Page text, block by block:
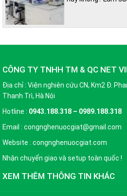
CÔNG TY TNHH TM & QC NET
Địa chỉ : Viện nghiên cứu CN, Km2 Đ.
Thanh Trì, Hà Nội
Hotline : 0943.188.318 – 0989.188.318
Email : congnghenuocgiat@gmail.com
Website : congnghenuocgiat.com
Nhận chuyển giao và setup toàn quốc !
XEM THÊM THÔNG TIN KHÁC